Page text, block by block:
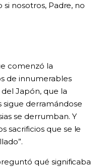
si nosotros, Padre, no
comenzó la
de innumerables
Japón, que la
sigue derramándose
se derrumban. Y
sacrificios que se le
qué significaba